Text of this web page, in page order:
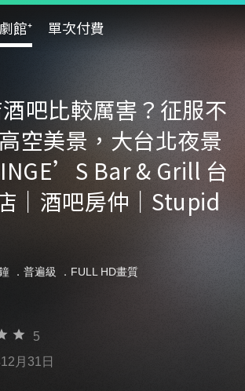
館⁺ 單次付費
吧比較厲害？征服不
空美景，大台北夜景
Bar & Grill 台
｜酒吧房仲｜Stupid
． 普遍級 ．FULL HD畫質
5
月31日